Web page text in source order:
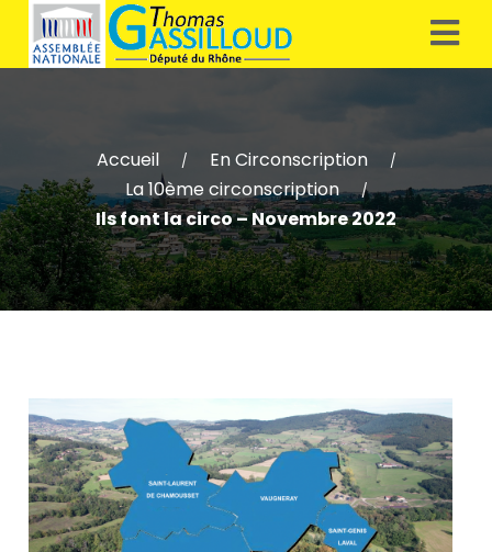
Accueil / En Circonscription /
La 10ème circonscription /
Ils font la circo – Novembre 2022